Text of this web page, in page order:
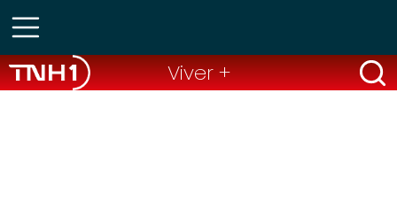
Viver +